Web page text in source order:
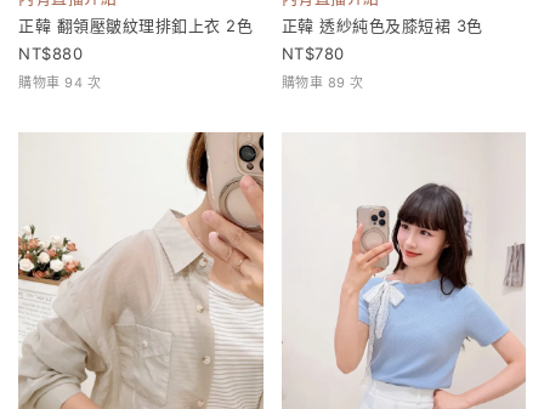
正韓 翻領壓皺紋理排釦上衣 2色
880
購物車 94 次
正韓 透紗純色及膝短裙 3色
780
購物車 89 次